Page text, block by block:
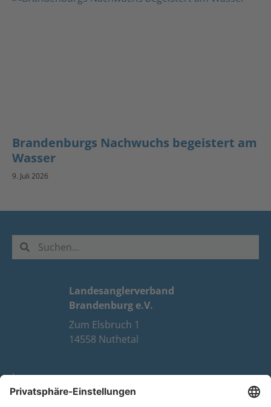
Brandenburgs Nachwuchs begeistert am
Wasser
9. Juli 2026
Landesanglerverband
Brandenburg e.V.
Zum Elsbruch 1
14558 Nuthetal
Impressum
Datenschutz